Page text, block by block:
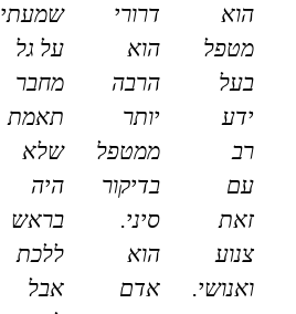
הוא
מטפל
בעל
ידע
רב
עם
זאת
צנוע
ואנושי.
דרורי
הוא
הרבה
יותר
ממטפל
בדיקור
סיני.
הוא
אדם
שמעתי
על גל
מחבר
תאמת
שלא
היה
בראש
ללכת
אבל